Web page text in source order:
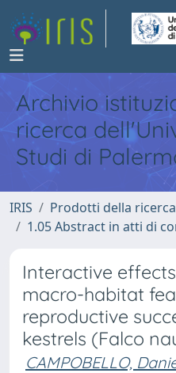
Archivio
ricerca
Studi di
IRIS Prodotti della ricerca
1.05 Abstract in atti di
Interactive
macro-habitat
reproductive
kestrels (Falco
CAMPOBELLO,